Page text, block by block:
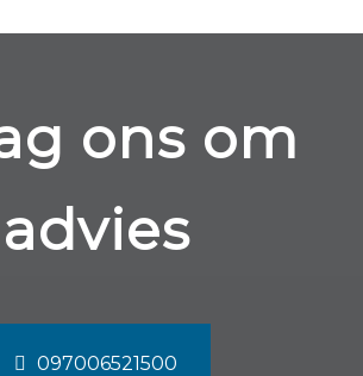
ons om
advies
097006521500